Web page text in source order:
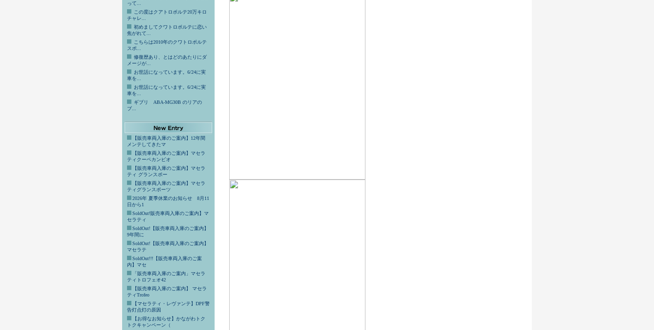
って...
この度はクアトロポルテ20万キロ
チャレ...
初めましてクワトロポルテに恋い
焦がれて...
こちらは2010年のクワトロポルテ
スポ...
修復歴あり、とはどのあたりにダ
メージが...
お世話になっています。6/24に実
車を...
お世話になっています。6/24に実
車を...
ギブリ ABA-MG30B のリアの
ブ...
【販売車両入庫のご案内】12年間
メンテしてきたマ
【販売車両入庫のご案内】マセラ
ティクーペカンビオ
【販売車両入庫のご案内】マセラ
ティ グランスポー
【販売車両入庫のご案内】マセラ
ティグランスポーツ
2026年 夏季休業のお知らせ 8月11
日から1
SoldOut!販売車両入庫のご案内】マ
セラティ
SoldOut!【販売車両入庫のご案内】
9年間に
SoldOut!【販売車両入庫のご案内】
マセラテ
SoldOut!!!【販売車両入庫のご案
内】マセ
「販売車両入庫のご案内」マセラ
ティトロフェオ42
【販売車両入庫のご案内】 マセラ
ティTrofeo
【マセラティ・レヴァンテ】DPF警
告灯点灯の原因
【お得なお知らせ】かながわトク
トクキャンペーン（